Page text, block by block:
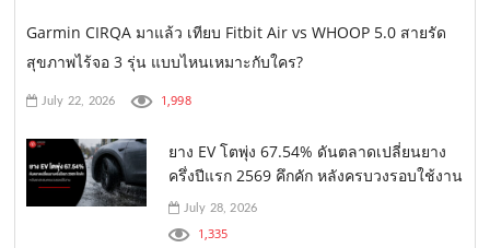
Garmin CIRQA มาแล้ว เทียบ Fitbit Air vs WHOOP 5.0 สายรัด
สุขภาพไร้จอ 3 รุ่น แบบไหนเหมาะกับใคร?
July 22, 2026 1,998
ยาง EV โตพุ่ง 67.54% ดันตลาดเปลี่ยนยาง
ครึ่งปีแรก 2569 คึกคัก หลังครบวงรอบใช้งาน
July 28, 2026
1,335